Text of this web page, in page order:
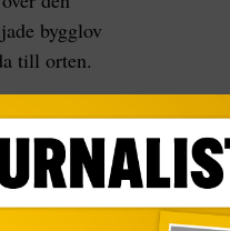
bygglov
till orten.